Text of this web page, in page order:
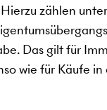
zählen
Das gilt für
wie für Käufe